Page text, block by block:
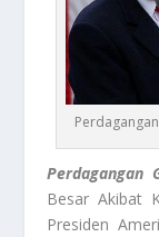
Perdagangan
Besar Akibat
Presiden